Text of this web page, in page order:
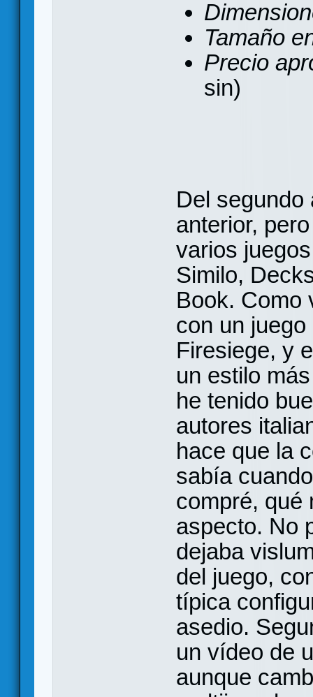
Tamaño
Precio
sin)
Del segundo
anterior,
varios
Similo,
Book. Como
con un
Firesiege, y
un estilo
he tenido
autores
hace que la
sabía
compré, qué
aspecto. No
dejaba
del juego,
típica
asedio.
un vídeo de
aunque